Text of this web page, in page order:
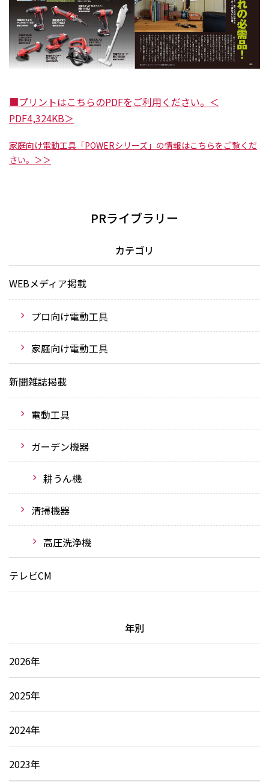
■プリントはこちらのPDFをご利用ください。＜
PDF4,324KB＞
家庭向け電動工具「POWERシリーズ」の情報はこちらをご覧くだ
さい。＞＞
PRライブラリー
カテゴリ
WEBメディア掲載
プロ向け電動工具
家庭向け電動工具
新聞雑誌掲載
電動工具
ガーデン機器
耕うん機
清掃機器
高圧洗浄機
テレビCM
年別
2026年
2025年
2024年
2023年